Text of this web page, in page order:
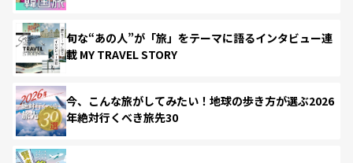
旬な“あの人”が「旅」をテーマに語るインタビュー連
載 MY TRAVEL STORY
今、こんな旅がしてみたい！地球の歩き方が選ぶ2026
年絶対行くべき旅先30